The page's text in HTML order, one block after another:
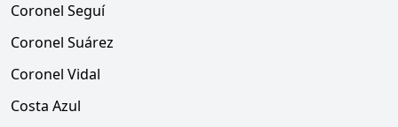
Coronel Seguí
Coronel Suárez
Coronel Vidal
Costa Azul